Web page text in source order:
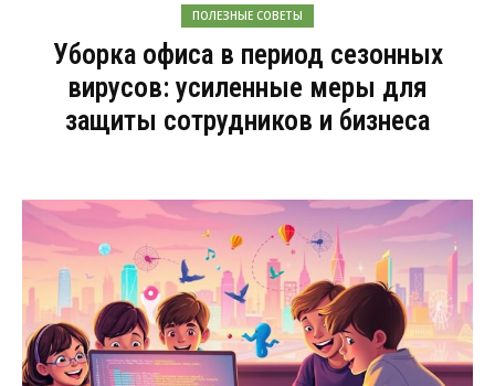
ПОЛЕЗНЫЕ СОВЕТЫ
Уборка офиса в период сезонных
вирусов: усиленные меры для
защиты сотрудников и бизнеса